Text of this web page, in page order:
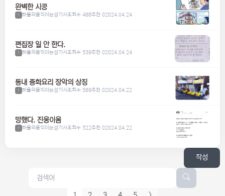
완벽한 시공
1 하울의움직이는성기사조회수 486추천 02024.04.24
편집장 일 안 한다.
1 하울의움직이는성기사조회수 539추천 02024.04.24
동내 중화요리 장악의 상징
1 하울의움직이는성기사조회수 589추천 02024.04.22
망했다. 진웅이옴
1 하울의움직이는성기사조회수 522추천 02024.04.22
작성